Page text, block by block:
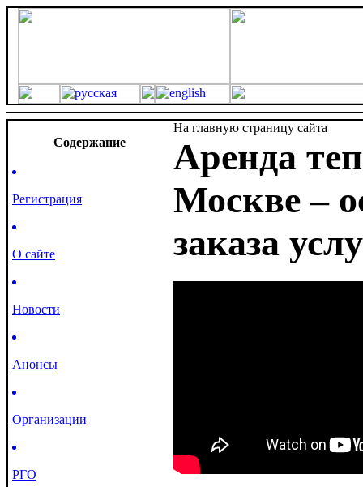
Cодержание
Регистрация
О сайте
Новости
Анонсы
Организации
РГО
На главную страницу сайта
Аренда
Москве –
заказа